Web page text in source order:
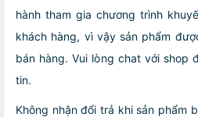
hành tham gia chương trình
khách hàng, vì vậy sản phẩm
bán hàng. Vui lòng chat với shop
tin.
Không nhận đổi trả khi sản phẩm